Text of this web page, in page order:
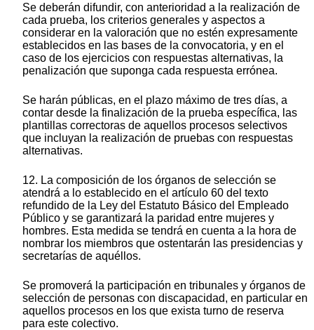
Se deberán difundir, con anterioridad a la realización de
cada prueba, los criterios generales y aspectos a
considerar en la valoración que no estén expresamente
establecidos en las bases de la convocatoria, y en el
caso de los ejercicios con respuestas alternativas, la
penalización que suponga cada respuesta errónea.
Se harán públicas, en el plazo máximo de tres días, a
contar desde la finalización de la prueba específica, las
plantillas correctoras de aquellos procesos selectivos
que incluyan la realización de pruebas con respuestas
alternativas.
12. La composición de los órganos de selección se
atendrá a lo establecido en el artículo 60 del texto
refundido de la Ley del Estatuto Básico del Empleado
Público y se garantizará la paridad entre mujeres y
hombres. Esta medida se tendrá en cuenta a la hora de
nombrar los miembros que ostentarán las presidencias y
secretarías de aquéllos.
Se promoverá la participación en tribunales y órganos de
selección de personas con discapacidad, en particular en
aquellos procesos en los que exista turno de reserva
para este colectivo.